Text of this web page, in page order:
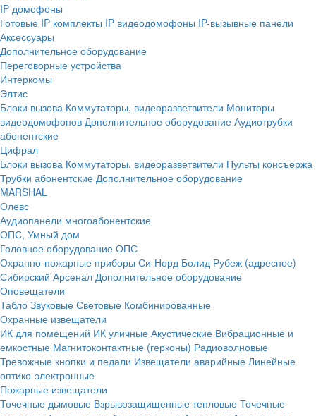
IP домофоны
Готовые IP комплекты IP видеодомофоны IP-вызывные панели
Аксессуары
Дополнительное оборудование
Переговорные устройства
Интеркомы
Элтис
Блоки вызова Коммутаторы, видеоразветвители Мониторы
видеодомофонов Дополнительное оборудование Аудиотрубки
абонентские
Цифрал
Блоки вызова Коммутаторы, видеоразветвители Пульты консъержа
Трубки абонентские Дополнительное оборудование
MARSHAL
Олевс
Аудиопанели многоабонентские
ОПС, Умный дом
Головное оборудование ОПС
Охранно-пожарные приборы Си-Норд Болид Рубеж (адресное)
Сибирский Арсенал Дополнительное оборудование
Оповещатели
Табло Звуковые Световые Комбинированные
Охранные извещатели
ИК для помещений ИК уличные Акустические Вибрационные и
емкостные Магнитоконтактные (герконы) Радиоволновые
Тревожные кнопки и педали Извещатели аварийные Линейные
оптико-электронные
Пожарные извещатели
Точечные дымовые Взрывозащищенные тепловые Точечные